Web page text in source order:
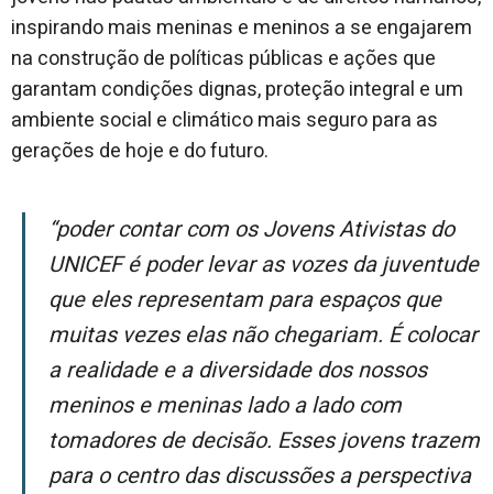
inspirando mais meninas e meninos a se engajarem
na construção de políticas públicas e ações que
garantam condições dignas, proteção integral e um
ambiente social e climático mais seguro para as
gerações de hoje e do futuro.
“Poder contar com os Jovens Ativistas do
UNICEF é poder levar as vozes da juventude
que eles representam para espaços que
muitas vezes elas não chegariam. É colocar
a realidade e a diversidade dos nossos
meninos e meninas lado a lado com
tomadores de decisão. Esses jovens trazem
para o centro das discussões a perspectiva